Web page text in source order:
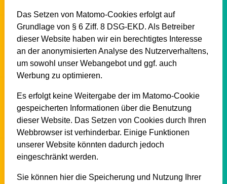
Das Setzen von Matomo-Cookies erfolgt auf
Grundlage von § 6 Ziff. 8 DSG-EKD. Als Betreiber
dieser Website haben wir ein berechtigtes Interesse
an der anonymisierten Analyse des Nutzerverhaltens,
um sowohl unser Webangebot und ggf. auch
Werbung zu optimieren.
Es erfolgt keine Weitergabe der im Matomo-Cookie
gespeicherten Informationen über die Benutzung
dieser Website. Das Setzen von Cookies durch Ihren
Webbrowser ist verhinderbar. Einige Funktionen
unserer Website könnten dadurch jedoch
eingeschränkt werden.
Sie können hier die Speicherung und Nutzung Ihrer